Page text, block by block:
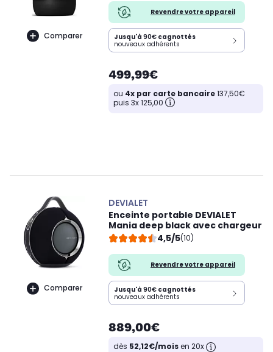
Comparer
Revendre votre appareil
Jusqu'à 90€ cagnottés
nouveaux adhérents
499,99€
ou 4x par carte bancaire137,50€
puis 3x 125,00
Comparer
DEVIALET
Enceinte portable DEVIALET
Mania deep black avec chargeur
4,5/5(10)
Revendre votre appareil
Jusqu'à 90€ cagnottés
nouveaux adhérents
889,00€
dès 52,12€/moisen 20x